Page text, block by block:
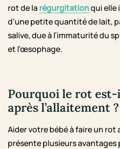
rot de la régurgitationqui elle
d’une petite quantité de lait,
salive, due à l’immaturité du
et l’œsophage.
Pourquoi le rot
après l’allaitement ?
Aider votre bébé à faire un rot
présente plusieurs